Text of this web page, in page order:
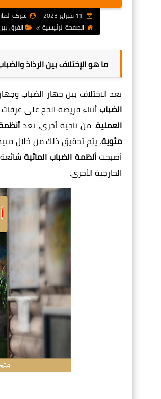
شركة
الصفحة الرئيسية
الفرق
ما هو الإختلاف بين الرذاذ
يعد الاختلاف بينجهاز الضباب
الضبابأثناء فريضة الحج على
العملية. من ناحية أخرى، تعد
مئوية. يتم تحقيق ذلك من خلال
أصبحتأنظمة الضباب المائيةشائعة
الخارجية الأخرى.